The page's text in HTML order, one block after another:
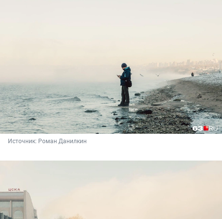
Источник: Роман Данилкин